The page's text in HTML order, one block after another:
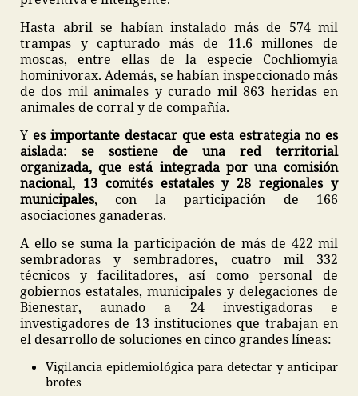
Hasta abril se habían instalado más de 574 mil
trampas y capturado más de 11.6 millones de
moscas, entre ellas de la especie Cochliomyia
hominivorax. Además, se habían inspeccionado más
de dos mil animales y curado mil 863 heridas en
animales de corral y de compañía.
Y es importante destacar que esta estrategia no es
aislada: se sostiene de una red territorial
organizada, que está integrada por una comisión
nacional, 13 comités estatales y 28 regionales y
municipales, con la participación de 166
asociaciones ganaderas.
A ello se suma la participación de más de 422 mil
sembradoras y sembradores, cuatro mil 332
técnicos y facilitadores, así como personal de
gobiernos estatales, municipales y delegaciones de
Bienestar, aunado a 24 investigadoras e
investigadores de 13 instituciones que trabajan en
el desarrollo de soluciones en cinco grandes líneas:
Vigilancia epidemiológica para detectar y anticipar
brotes